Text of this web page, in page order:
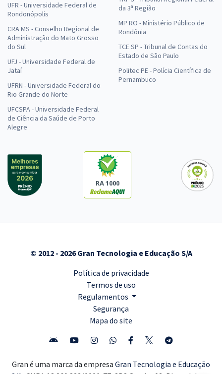
UFR - Universidade Federal de
Rondonópolis
CRA MS - Conselho Regional de
Administração do Mato Grosso
do Sul
UFJ - Universidade Federal de
Jataí
UFRN - Universidade Federal do
Rio Grande do Norte
UFCSPA - Universidade Federal
de Ciência da Saúde de Porto
Alegre
da 3ª Região
MP RO - Ministério Público de
Rondônia
TCE SP - Tribunal de Contas do
Estado de São Paulo
Politec PE - Polícia Científica de
Pernambuco
RA 1000
© 2012 - 2026 Gran Tecnologia e Educação S/A
Política de privacidade
Termos de uso
Regulamentos
Segurança
Mapa do site
Gran é uma marca da empresa Gran Tecnologia e Educação